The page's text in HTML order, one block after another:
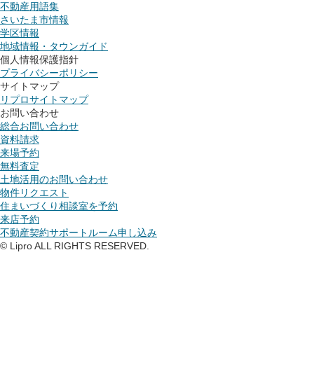
不動産用語集
さいたま市情報
学区情報
地域情報・タウンガイド
個人情報保護指針
プライバシーポリシー
サイトマップ
リプロサイトマップ
お問い合わせ
総合お問い合わせ
資料請求
来場予約
無料査定
土地活用のお問い合わせ
物件リクエスト
住まいづくり相談室を予約
来店予約
不動産契約サポートルーム申し込み
© Lipro ALL RIGHTS RESERVED.